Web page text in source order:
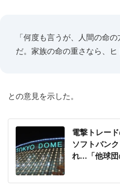
「何度も言うが、人間の命
だ。家族の命の重さなら、ヒ
との意見を示した。
電撃トレー
ソフトバン
れ...「他球団